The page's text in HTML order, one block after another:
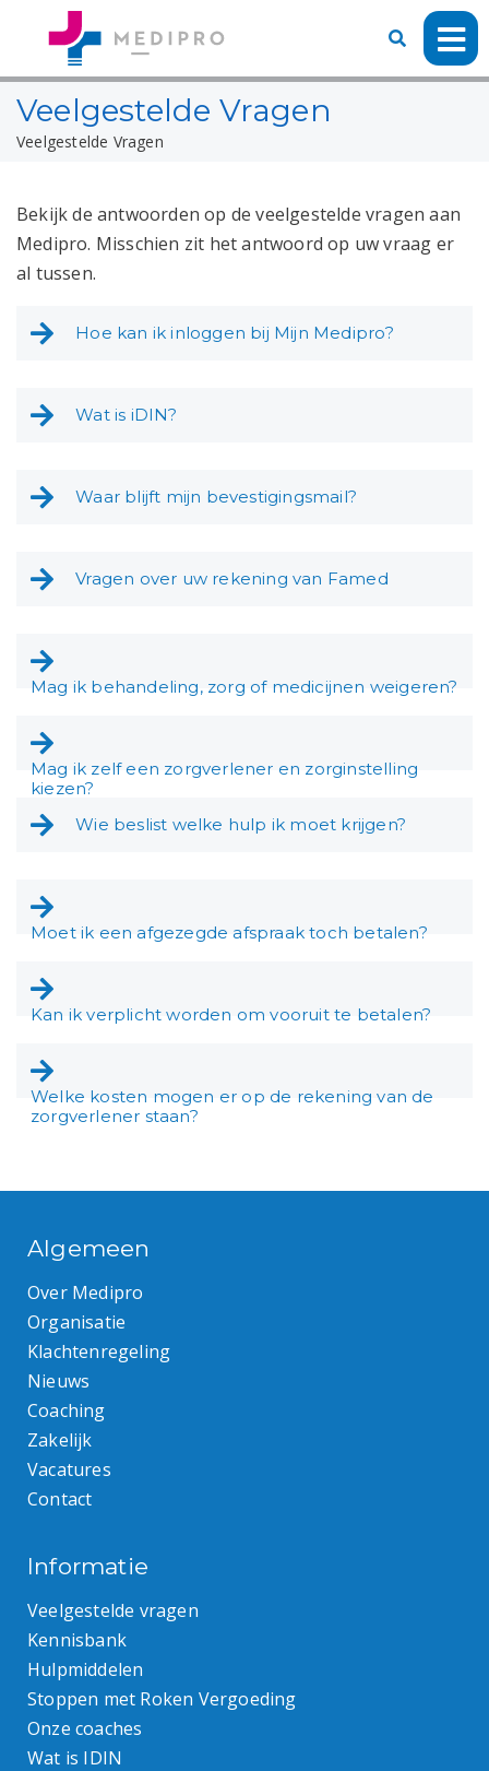
Veelgestelde Vragen
Veelgestelde Vragen
Bekijk de antwoorden op de veelgestelde vragen aan
Medipro. Misschien zit het antwoord op uw vraag er
al tussen.
Hoe kan ik inloggen bij Mijn Medipro?
Wat is iDIN?
Waar blijft mijn bevestigingsmail?
Vragen over uw rekening van Famed
Mag ik behandeling, zorg of medicijnen weigeren?
Mag ik zelf een zorgverlener en zorginstelling
kiezen?
Wie beslist welke hulp ik moet krijgen?
Moet ik een afgezegde afspraak toch betalen?
Kan ik verplicht worden om vooruit te betalen?
Welke kosten mogen er op de rekening van de
zorgverlener staan?
Algemeen
Over Medipro
Organisatie
Klachtenregeling
Nieuws
Coaching
Zakelijk
Vacatures
Contact
Informatie
Veelgestelde vragen
Kennisbank
Hulpmiddelen
Stoppen met Roken Vergoeding
Onze coaches
Wat is IDIN